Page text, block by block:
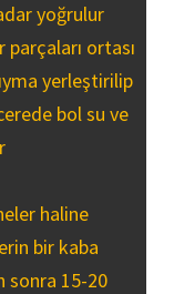
yoğrulur
ortası
yerleştirilip
bol su ve
haline
bir kaba
sonra 15-20